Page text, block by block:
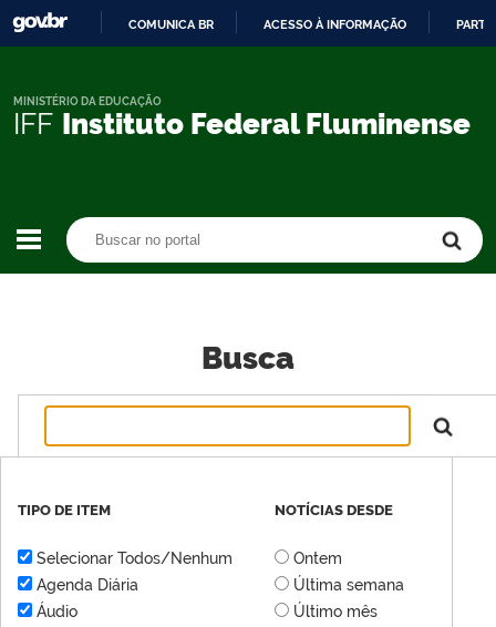
CONTEÚDO
COMUNICA BR ACESSO À INFORMAÇÃO
IFF Instituto Federal Fluminense
MINISTÉRIO DA EDUCAÇÃO
Busca
TIPO DE ITEM
Selecionar Todos/Nenhum
Agenda Diária
Áudio
NOTÍCIAS DESDE
Ontem
Última semana
Último mês